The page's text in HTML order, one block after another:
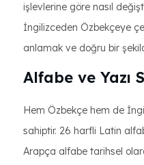
işlevlerine göre nasıl
İngilizceden Özbekçeye
anlamak ve doğru bir
Alfabe ve Yazı
Hem Özbekçe hem de
sahiptir. 26 harfli Latin
Arapça alfabe tarihsel